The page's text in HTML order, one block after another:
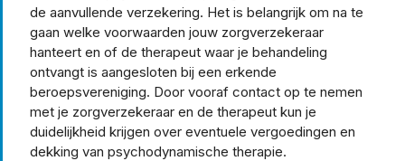
de aanvullende verzekering. Het is belangrijk om na te
gaan welke voorwaarden jouw zorgverzekeraar
hanteert en of de therapeut waar je behandeling
ontvangt is aangesloten bij een erkende
beroepsvereniging. Door vooraf contact op te nemen
met je zorgverzekeraar en de therapeut kun je
duidelijkheid krijgen over eventuele vergoedingen en
dekking van psychodynamische therapie.